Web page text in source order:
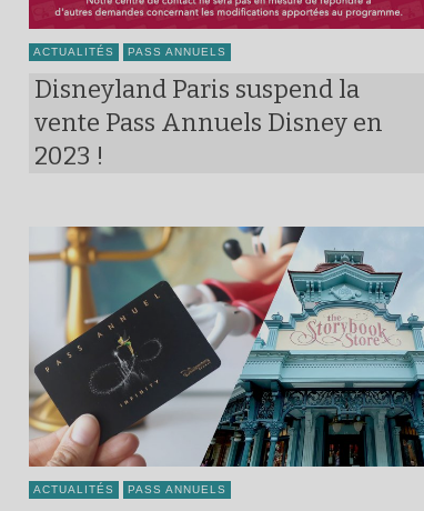
ACTUALITÉS PASS ANNUELS
Disneyland Paris suspend la
vente Pass Annuels Disney en
2023 !
ACTUALITÉS PASS ANNUELS